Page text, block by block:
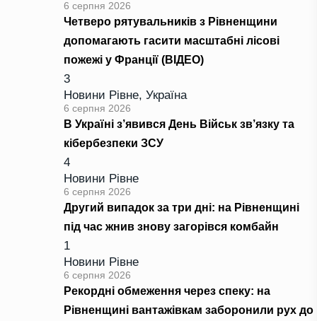
6 серпня 2026
Четверо рятувальників з Рівненщини
допомагають гасити масштабні лісові
пожежі у Франції (ВІДЕО)
3
Новини Рівне, Україна
6 серпня 2026
В Україні з’явився День Військ зв’язку та
кібербезпеки ЗСУ
4
Новини Рівне
6 серпня 2026
Другий випадок за три дні: на Рівненщині
під час жнив знову загорівся комбайн
1
Новини Рівне
6 серпня 2026
Рекордні обмеження через спеку: на
Рівненщині вантажівкам заборонили рух до